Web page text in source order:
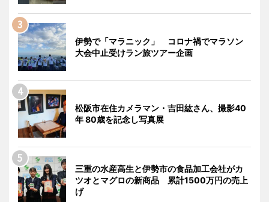
伊勢で「マラニック」 コロナ禍でマラソン
大会中止受けラン旅ツアー企画
松阪市在住カメラマン・吉田紘さん、撮影40
年 80歳を記念し写真展
三重の水産高生と伊勢市の食品加工会社がカ
ツオとマグロの新商品 累計1500万円の売上
げ